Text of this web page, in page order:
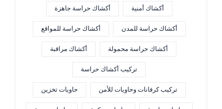
أكشاك أمنية أكشاك حراسة جاهزة
أكشاك حراسة للمدن أكشاك حراسة للمواقع
أكشاك حراسة محمولة أكشاك مراقبة
تركيب أكشاك حراسة
تركيب كرفانات وحاويات للأمن حاويات تخزين